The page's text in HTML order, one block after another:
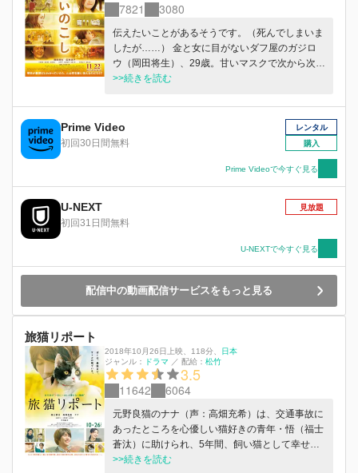
7821 3080
伝えたいことがあるそうです。（死んでしまいま
したが……） 金と女に目がないダフ屋のガジロ
ウ（岡田将生）、29歳。甘いマスクで次から次へ
と女を口説き、軽口でチケットを売りさばく生粋
交通事故……。幸い無傷で済んだガジロウだった
が、その事故で亡くなったポールダンサーのユウ
コ（広末涼子）と、彼女の仲間たちが現れる。
小学生の一人息子・幸太郎（巨勢竜也）を残して
逝ったユウコ、結婚式を目前に控えていたルカ
（木南晴夏）、同級生に密かに想いを寄せていた
ケイ（松井愛莉）、そしてやり残した仕事を忘れ
られない元消防士のジョニー（鹿賀丈史）。それ
ぞれがこの世に大きな未練を残し、大切な人に伝
えたい“想い”を抱えていた。 ４人がこの世に遺し
しまった自分たちの姿が見えるのは、ガジロウた
だ一人。そこで、ユウコたちはお金と引き換えに
やり残したことを叶えてほしいと懇願する。「何
たが、一人、また一人、彼らの“代わり”に彼らの
大切な人に“想い”を伝えていくことで、お金と女
にしか興味のなかった“サイテー男”の心が小さく
揺れはじめ、やがて大きく変化していく。 そし
て、一人息子を残してこの世を去れないユウコと
残された幸太郎、母から子へ、子から母へ、それ
ぞれの深い想いと愛を知ったとき、ガジロウは思
いもよらぬ行動に出る。物語は、誰も想像しなか
>>続きを読む
Prime Video
初回30日間無料
レンタル
購入
Prime Videoで今すぐ見る
U-NEXT
初回31日間無料
見放題
U-NEXTで今すぐ見る
配信中の動画配信サービスをもっと見る
旅猫リポート
2018年10月26日上映 118分
日本
ジャンル：
ドラマ ／ 配給： 松竹
3.5
11642 6064
元野良猫のナナ（声：高畑充希）は、交通事故に
あったところを心優しい猫好きの青年・悟（福士
蒼汰）に助けられ、5年間、飼い猫として幸せに
暮らしてきた。しかし、とある事情で悟はナナを
>>続きを読む